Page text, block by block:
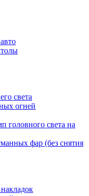
света
огней
головного света на
фар (без снятия